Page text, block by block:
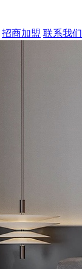
招商加盟 联系我们